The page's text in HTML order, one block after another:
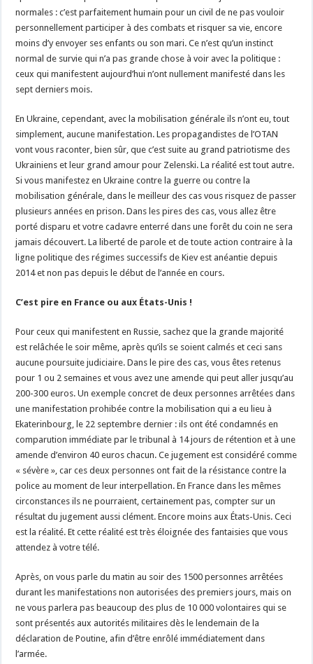
normales : c’est parfaitement humain pour un civil de ne pas vouloir
personnellement participer à des combats et risquer sa vie, encore
moins d’y envoyer ses enfants ou son mari. Ce n’est qu’un instinct
normal de survie qui n’a pas grande chose à voir avec la politique :
ceux qui manifestent aujourd’hui n’ont nullement manifesté dans les
sept derniers mois.
En Ukraine, cependant, avec la mobilisation générale ils n’ont eu, tout
simplement, aucune manifestation. Les propagandistes de l’OTAN
vont vous raconter, bien sûr, que c’est suite au grand patriotisme des
Ukrainiens et leur grand amour pour Zelenski. La réalité est tout autre.
Si vous manifestez en Ukraine contre la guerre ou contre la
mobilisation générale, dans le meilleur des cas vous risquez de passer
plusieurs années en prison. Dans les pires des cas, vous allez être
porté disparu et votre cadavre enterré dans une forêt du coin ne sera
jamais découvert. La liberté de parole et de toute action contraire à la
ligne politique des régimes successifs de Kiev est anéantie depuis
2014 et non pas depuis le début de l’année en cours.
C’est pire en France ou aux États-Unis !
Pour ceux qui manifestent en Russie, sachez que la grande majorité
est relâchée le soir même, après qu’ils se soient calmés et ceci sans
aucune poursuite judiciaire. Dans le pire des cas, vous êtes retenus
pour 1 ou 2 semaines et vous avez une amende qui peut aller jusqu’au
200-300 euros. Un exemple concret de deux personnes arrêtées dans
une manifestation prohibée contre la mobilisation qui a eu lieu à
Ekaterinbourg, le 22 septembre dernier : ils ont été condamnés en
comparution immédiate par le tribunal à 14 jours de rétention et à une
amende d’environ 40 euros chacun. Ce jugement est considéré comme
« sévère », car ces deux personnes ont fait de la résistance contre la
police au moment de leur interpellation. En France dans les mêmes
circonstances ils ne pourraient, certainement pas, compter sur un
résultat du jugement aussi clément. Encore moins aux États-Unis. Ceci
est la réalité. Et cette réalité est très éloignée des fantaisies que vous
attendez à votre télé.
Après, on vous parle du matin au soir des 1500 personnes arrêtées
durant les manifestations non autorisées des premiers jours, mais on
ne vous parlera pas beaucoup des plus de 10 000 volontaires qui se
sont présentés aux autorités militaires dès le lendemain de la
déclaration de Poutine, afin d’être enrôlé immédiatement dans
l’armée.